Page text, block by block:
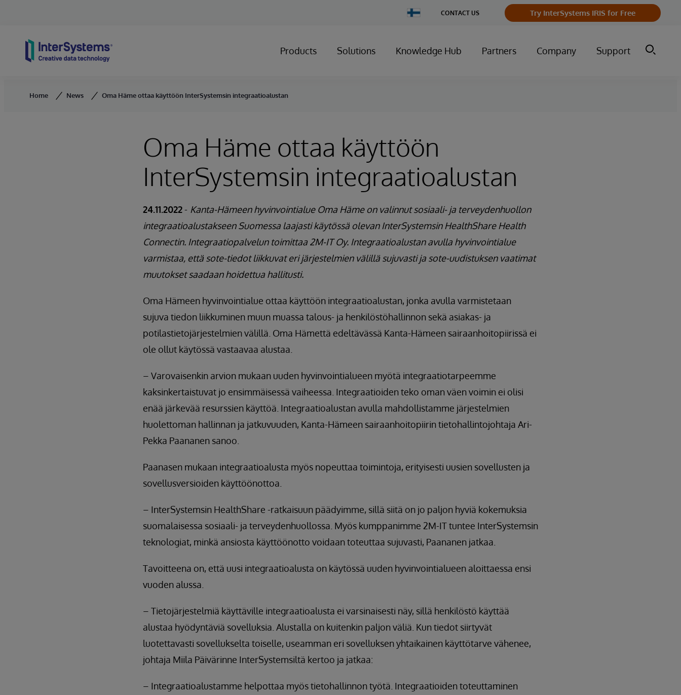
Change
Country
CONTACT US Try InterSystems IRIS for Free
Products Solutions Knowledge Hub Partners Company Support
Home News Oma Häme ottaa käyttöön InterSystemsin integraatioalustan
Oma Häme ottaa käyttöön
InterSystemsin integraatioalustan
24.11.2022- Kanta-Hämeen hyvinvointialue Oma Häme on valinnut sosiaali- ja terveydenhuollon
integraatioalustakseen Suomessa laajasti käytössä olevan InterSystemsin HealthShare Health
Connectin. Integraatiopalvelun toimittaa 2M-IT Oy. Integraatioalustan avulla hyvinvointialue
varmistaa, että sote-tiedot liikkuvat eri järjestelmien välillä sujuvasti ja sote-uudistuksen vaatimat
muutokset saadaan hoidettua hallitusti.
Oma Hämeen hyvinvointialue ottaa käyttöön integraatioalustan, jonka avulla varmistetaan
sujuva tiedon liikkuminen muun muassa talous- ja henkilöstöhallinnon sekä asiakas- ja
potilastietojärjestelmien välillä. Oma Hämettä edeltävässä Kanta-Hämeen sairaanhoitopiirissä ei
ole ollut käytössä vastaavaa alustaa.
– Varovaisenkin arvion mukaan uuden hyvinvointialueen myötä integraatiotarpeemme
kaksinkertaistuvat jo ensimmäisessä vaiheessa. Integraatioiden teko oman väen voimin ei olisi
enää järkevää resurssien käyttöä. Integraatioalustan avulla mahdollistamme järjestelmien
huolettoman hallinnan ja jatkuvuuden, Kanta-Hämeen sairaanhoitopiirin tietohallintojohtaja Ari-
Pekka Paananen sanoo.
Paanasen mukaan integraatioalusta myös nopeuttaa toimintoja, erityisesti uusien sovellusten ja
sovellusversioiden käyttöönottoa.
– InterSystemsin HealthShare -ratkaisuun päädyimme, sillä siitä on jo paljon hyviä kokemuksia
suomalaisessa sosiaali- ja terveydenhuollossa. Myös kumppanimme 2M-IT tuntee InterSystemsin
teknologiat, minkä ansiosta käyttöönotto voidaan toteuttaa sujuvasti, Paananen jatkaa.
Tavoitteena on, että uusi integraatioalusta on käytössä uuden hyvinvointialueen aloittaessa ensi
vuoden alussa.
– Tietojärjestelmiä käyttäville integraatioalusta ei varsinaisesti näy, sillä henkilöstö käyttää
alustaa hyödyntäviä sovelluksia. Alustalla on kuitenkin paljon väliä. Kun tiedot siirtyvät
luotettavasti sovellukselta toiselle, useamman eri sovelluksen yhtaikainen käyttötarve vähenee,
johtaja Miila Päivärinne InterSystemsiltä kertoo ja jatkaa:
– Integraatioalustamme helpottaa myös tietohallinnon työtä. Integraatioiden toteuttaminen